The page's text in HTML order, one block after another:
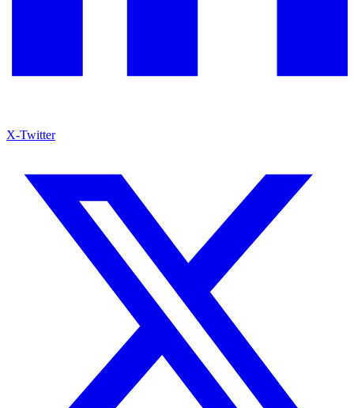
X-Twitter